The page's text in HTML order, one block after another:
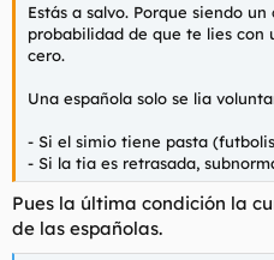
Estás a salvo. Porque siendo
probabilidad de que te lies con
cero.
Una española solo se lia
- Si el simio tiene pasta
- Si la tia es retrasada,
Pues la última condición la
de las españolas.